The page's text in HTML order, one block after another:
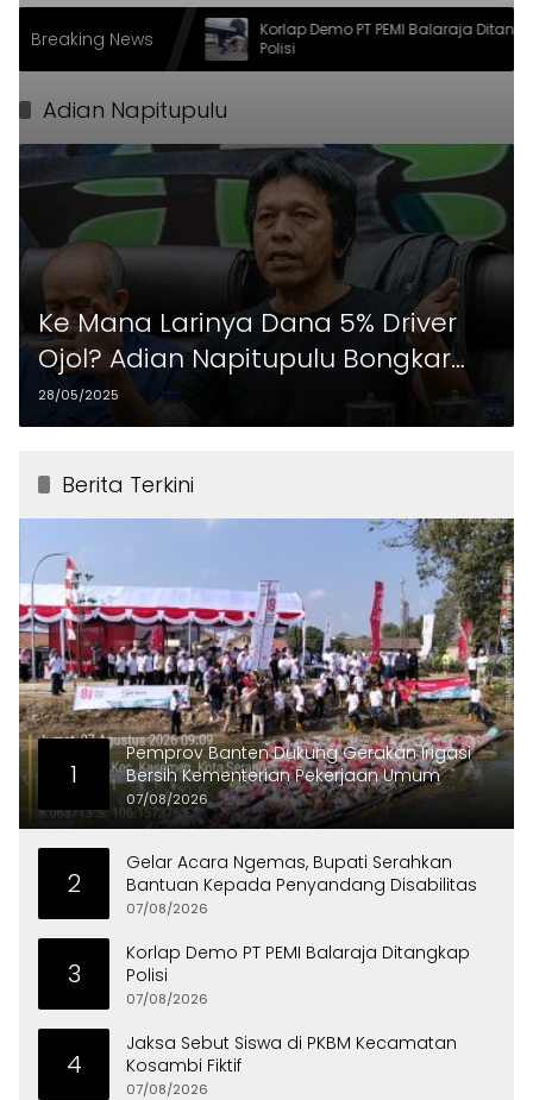
Breaking News
Serahkan
Korlap Demo PT PEMI Balaraja Ditangkap
Polisi
Adian Napitupulu
Ke Mana Larinya Dana 5% Driver
Ojol? Adian Napitupulu Bongkar
Dugaan Ketidakjelasan!
28/05/2025
Berita Terkini
1
Pemprov Banten Dukung Gerakan Irigasi
Bersih Kementerian Pekerjaan Umum
07/08/2026
2
Gelar Acara Ngemas, Bupati Serahkan
Bantuan Kepada Penyandang Disabilitas
07/08/2026
3
Korlap Demo PT PEMI Balaraja Ditangkap
Polisi
07/08/2026
4
Jaksa Sebut Siswa di PKBM Kecamatan
Kosambi Fiktif
07/08/2026